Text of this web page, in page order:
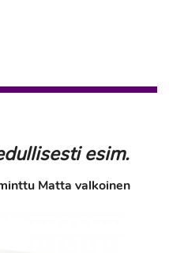
esim.
Matta valkoinen